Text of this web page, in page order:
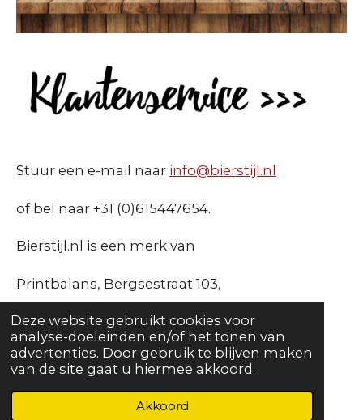
Deze website gebruikt cookies voor
analyse-doeleinden en/of het tonen van
advertenties. Door gebruik te blijven maken
van de site gaat u hiermee akkoord.
Akkoord
Stuur een e-mail naar info@bierstijl.nl
of bel naar +31 (0)615447654.
Bierstijl.nl is een merk van
Printbalans, Bergsestraat 103,
4724 CC Wouw |
KVK: 73325279 |
BTW: NL001808108B15